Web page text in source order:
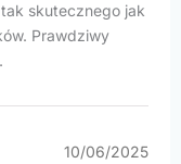
skutecznego jak
Prawdziwy
10/06/2025